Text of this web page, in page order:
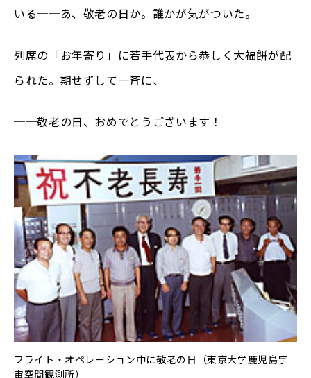
フライト・オペレーション中に敬老の日（東京大学鹿児島宇
宙空間観測所）
いる──あ、敬老の日か。誰かが気がついた。
列席の「お年寄り」に若手代表から恭しく大福餅が配
られた。期せずして一斉に、
──敬老の日、おめでとうございます！